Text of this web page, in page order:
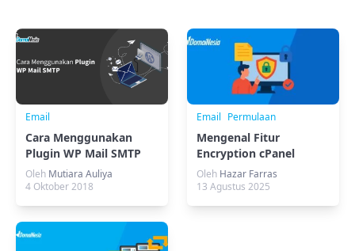
Email
Cara Menggunakan
Plugin WP Mail SMTP
Oleh Mutiara Auliya
4 Oktober 2018
Email Permulaan
Mengenal Fitur
Encryption cPanel
untuk Keamanan Data
Kamu
Oleh Hazar Farras
13 Agustus 2025